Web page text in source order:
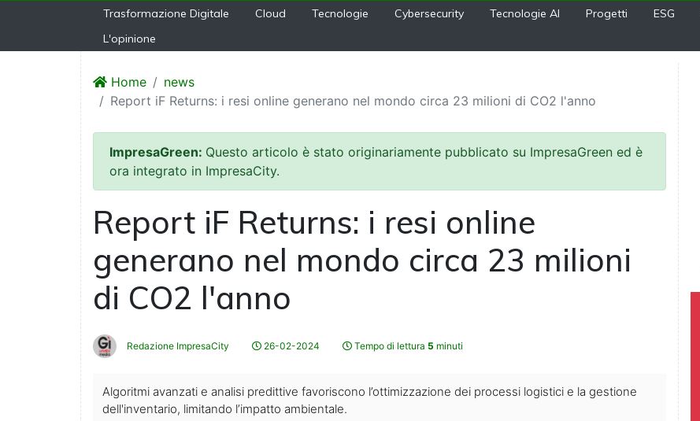
Trasformazione Digitale Cloud Tecnologie Cybersecurity Tecnologie AI Progetti ESG
L'opinione
Home
news
Report iF Returns: i resi online generano nel mondo circa 23 milioni di CO2 l'anno
ImpresaGreen: Questo articolo è stato originariamente pubblicato su ImpresaGreen ed è
ora integrato in ImpresaCity.
Report iF Returns: i resi online
generano nel mondo circa 23 milioni
di CO2 l'anno
Redazione ImpresaCity 26-02-2024 Tempo di lettura 5 minuti
Algoritmi avanzati e analisi predittive favoriscono l’ottimizzazione dei processi logistici e la gestione
dell'inventario, limitando l’impatto ambientale.